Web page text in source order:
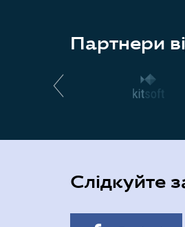
Партнери
Слідкуйте